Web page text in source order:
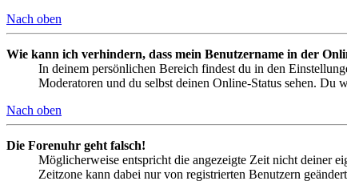
Nach oben
Wie kann ich verhindern, dass mein Benutzername in der
In deinem persönlichen Bereich findest du in den
Moderatoren und du selbst deinen Online-Status sehen. Du
Nach oben
Die Forenuhr geht falsch!
Möglicherweise entspricht die angezeigte Zeit nicht deiner
Zeitzone kann dabei nur von registrierten Benutzern